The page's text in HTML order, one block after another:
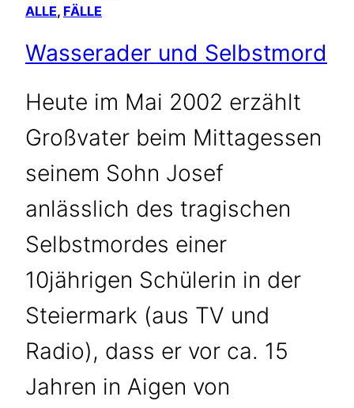
ALLE, FÄLLE
Wasserader und Selbstmord
Heute im Mai 2002 erzählt
Großvater beim Mittagessen
seinem Sohn Josef
anlässlich des tragischen
Selbstmordes einer
10jährigen Schülerin in der
Steiermark (aus TV und
Radio), dass er vor ca. 15
Jahren in Aigen von